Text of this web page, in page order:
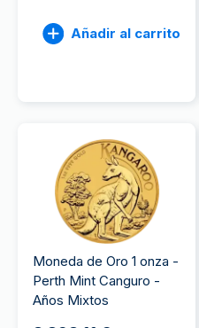
Añadir al carrito
Moneda de Oro 1 onza -
Perth Mint Canguro -
Años Mixtos